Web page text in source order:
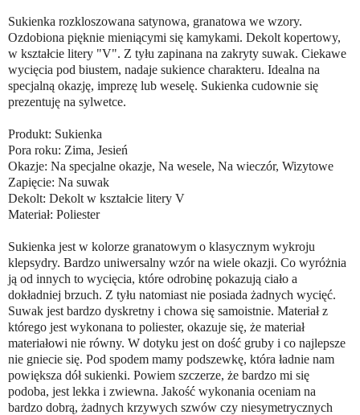
‌Sukienka rozkloszowana satynowa, granatowa we wzory.
Ozdobiona pięknie mieniącymi się kamykami. Dekolt kopertowy,
w kształcie litery "V". Z tyłu zapinana na zakryty suwak. Ciekawe
wycięcia pod biustem, nadaje sukience charakteru. Idealna na
specjalną okazję, imprezę lub weselę. Sukienka cudownie się
prezentuję na sylwetce.
Produkt: Sukienka
Pora roku: Zima, Jesień
Okazje: Na specjalne okazje, Na wesele, Na wieczór, Wizytowe
Zapięcie: Na suwak
Dekolt: Dekolt w kształcie litery V
Materiał: Poliester
Sukienka jest w kolorze granatowym o klasycznym wykroju
klepsydry. Bardzo uniwersalny wzór na wiele okazji. Co wyróżnia
ją od innych to wycięcia, które odrobinę pokazują ciało a
dokładniej brzuch. Z tyłu natomiast nie posiada żadnych wycięć.
Suwak jest bardzo dyskretny i chowa się samoistnie. Materiał z
którego jest wykonana to poliester, okazuje się, że materiał
materiałowi nie równy. W dotyku jest on dość gruby i co najlepsze
nie gniecie się. Pod spodem mamy podszewkę, która ładnie nam
powiększa dół sukienki. Powiem szczerze, że bardzo mi się
podoba, jest lekka i zwiewna. Jakość wykonania oceniam na
bardzo dobrą, żadnych krzywych szwów czy niesymetrycznych